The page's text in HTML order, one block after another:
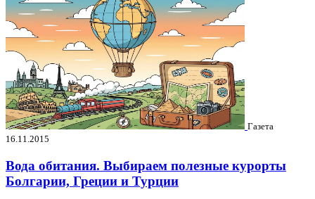
Газета
16.11.2015
Вода обитания. Выбираем полезные курорты
Болгарии, Греции и Турции